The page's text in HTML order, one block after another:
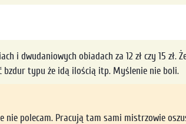
i dwudaniowych obiadach za 12 zł czy 15 zł.
bzdur typu że idą ilością itp. Myślenie nie boli.
nie polecam. Pracują tam sami mistrzowie